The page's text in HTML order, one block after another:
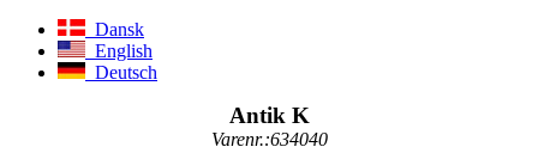
Dansk
English
Deutsch
Antik K
Varenr.:634040